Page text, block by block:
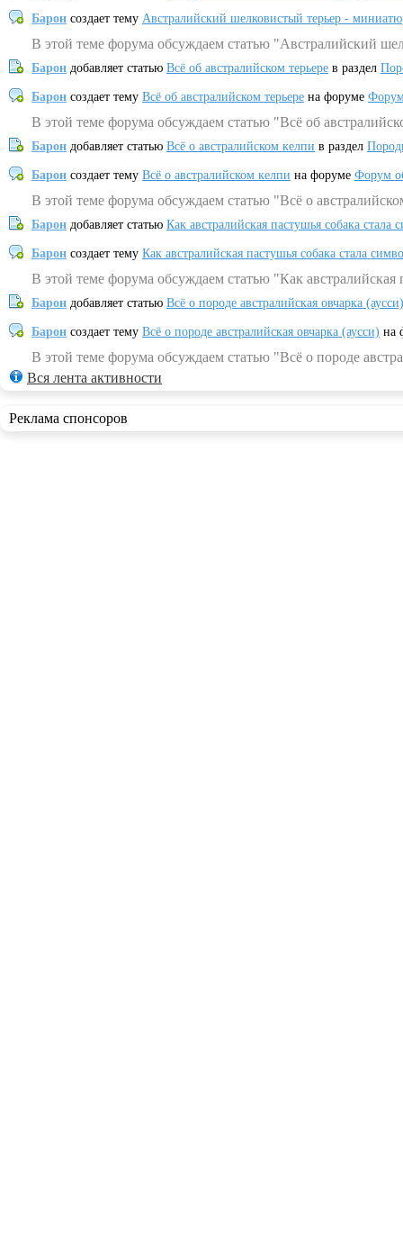
Барон создает тему Австралийский шелковистый терьер -
В этой теме форума обсуждаем статью "Австралийский
Барон добавляет статью Всё об австралийском терьере в раздел
Барон создает тему Всё об австралийском терьере на форуме
В этой теме форума обсуждаем статью "Всё об
Барон добавляет статью Всё о австралийском келпи в раздел
Барон создает тему Всё о австралийском келпи на форуме Форум
В этой теме форума обсуждаем статью "Всё о
Барон добавляет статью Как австралийская пастушья собака
Барон создает тему Как австралийская пастушья собака стала
В этой теме форума обсуждаем статью "Как
Барон добавляет статью Всё о породе австралийская овчарка (аусси)
Барон создает тему Всё о породе австралийская овчарка (аусси) на
В этой теме форума обсуждаем статью "Всё о породе
Вся лента активности
Реклама спонсоров